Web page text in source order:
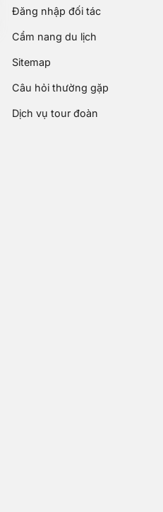
Đăng nhập đối tác
Cẩm nang du lịch
Sitemap
Câu hỏi thường gặp
Dịch vụ tour đoàn